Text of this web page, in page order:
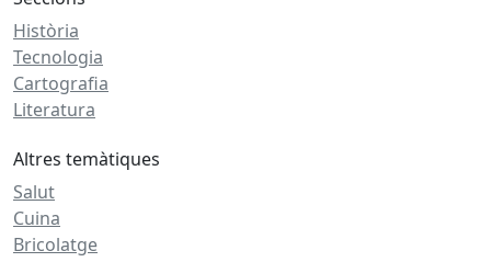
Història
Tecnologia
Cartografia
Literatura
Altres temàtiques
Salut
Cuina
Bricolatge